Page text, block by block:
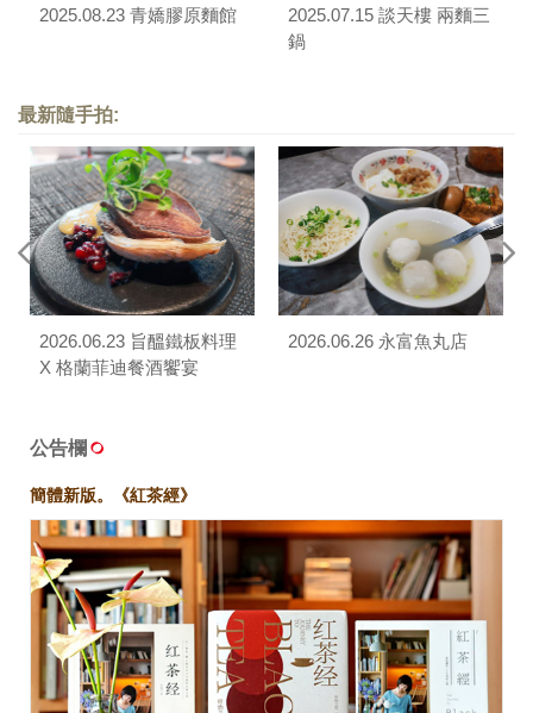
2025.08.23 青嬌膠原麵館
2025.07.15 談天樓 兩麵三
鍋
最新隨手拍:
2026.06.23 旨醞鐵板料理
X 格蘭菲迪餐酒饗宴
2026.06.26 永富魚丸店
公告欄
簡體新版。《紅茶經》